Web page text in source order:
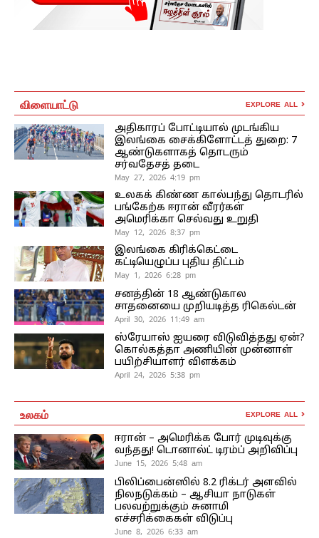
விளையாட்டு EXPLORE ALL
அதிகாரப் போட்டியால் முடங்கிய
இலங்கை சைக்கிளோட்டத் துறை: 7
ஆண்டுகளாகத் தொடரும்
சர்வதேசத் தடை
May 27, 2026 4:19 pm
உலகக் கிண்ண கால்பந்து தொடரில்
பங்கேற்க ஈரான் வீரர்கள்
அமெரிக்கா செல்வது உறுதி
May 12, 2026 8:37 pm
இலங்கை கிரிக்கெட்டை
கட்டியெழுப்ப புதிய திட்டம்
May 1, 2026 6:28 pm
சனத்தின் 18 ஆண்டுகால
சாதனையை முறியடித்த ரிகெல்டன்
April 30, 2026 11:49 am
ஸ்ரேயாஸ் ஐயரை விடுவித்தது ஏன்?
கொல்கத்தா அணியின் முன்னாள்
பயிற்சியாளர் விளக்கம்
April 24, 2026 5:38 pm
உலகம் EXPLORE ALL
ஈரான் – அமெரிக்க போர் முடிவுக்கு
வந்தது! டொனால்ட் டிரம்ப் அறிவிப்பு
June 15, 2026 5:48 am
பிலிப்பைன்ஸில் 8.2 ரிக்டர் அளவில்
நிலநடுக்கம் – ஆசியா நாடுகள்
பலவற்றுக்கும் சுனாமி
எச்சரிக்கைகள் விடுப்பு
June 8, 2026 6:33 am